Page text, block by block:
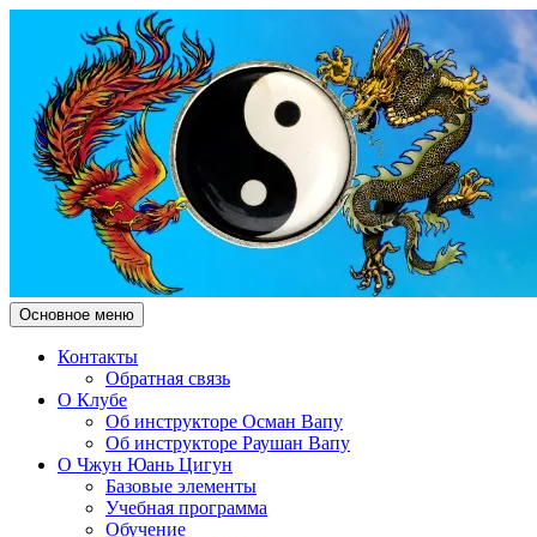
Чжун Юань Цигун Клуб
Поиск
Основное меню Перейти
к
Контакты
Обратная связь
О Клубе
Об инструкторе Осман Вапу
Об инструкторе Раушан Вапу
О Чжун Юань Цигун
Базовые элементы
Учебная программа
Обучение